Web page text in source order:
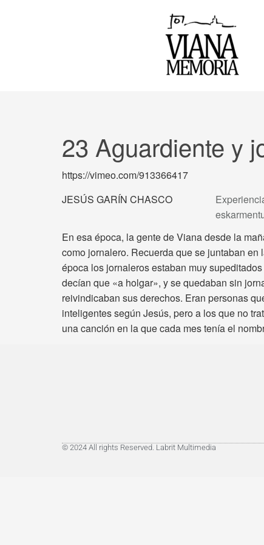
23 Aguardiente y
https://vimeo.com/913366417
JESÚS GARÍN CHASCO
En esa época, la gente de Viana desde la
como jornalero. Recuerda que se juntaban
época los jornaleros estaban muy
decían que «a holgar», y se quedaban sin
reivindicaban sus derechos. Eran personas
inteligentes según Jesús, pero a los que no
una canción en la que cada mes tenía el
© 2024 All rights Reserved. Labrit Multimedia